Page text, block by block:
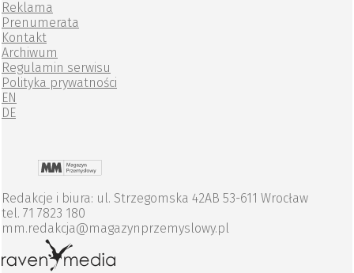
Reklama
Prenumerata
Kontakt
Archiwum
Regulamin serwisu
Polityka prywatności
EN
DE
Redakcje i biura: ul. Strzegomska 42AB 53-611 Wrocław
tel. 71 7823 180
mm.redakcja@magazynprzemyslowy.pl